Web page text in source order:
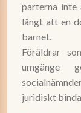
parterna inte
långt att en
barnet.
Föräldrar
umgänge
juridiskt